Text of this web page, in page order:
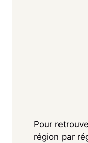
Pour
région par